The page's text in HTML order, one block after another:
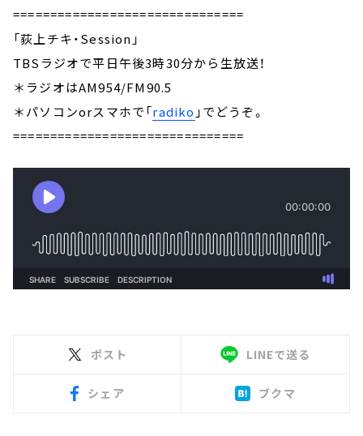
===============================
「荻上チキ・Session」
TBSラジオで平日午後3時30分から生放送！
＊ラジオはAM954/FM90.5
＊パソコンorスマホで「radiko 」でどうぞ。
===============================
ポスト LINEで送る
シェア ブクマ